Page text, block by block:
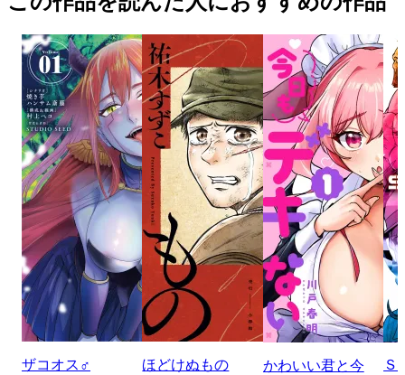
ザコオス♂ ほどけぬもの
かわいい君と今